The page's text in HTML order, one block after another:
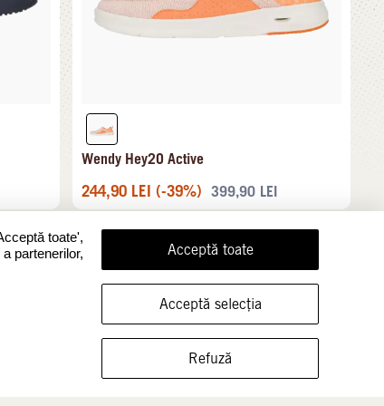
ARATĂ ÎNCĂLȚĂMINTEA ÎN ACEASTĂ MĂRIME
Wendy Hey2O Active
244,90 LEI (-39%) 399,90 LEI
toate',
partenerilor,
Acceptă toate
Acceptă selecția
Refuză